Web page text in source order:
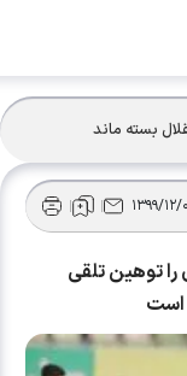
بسته ماند
۱۲/۰۶
توهین تلقی